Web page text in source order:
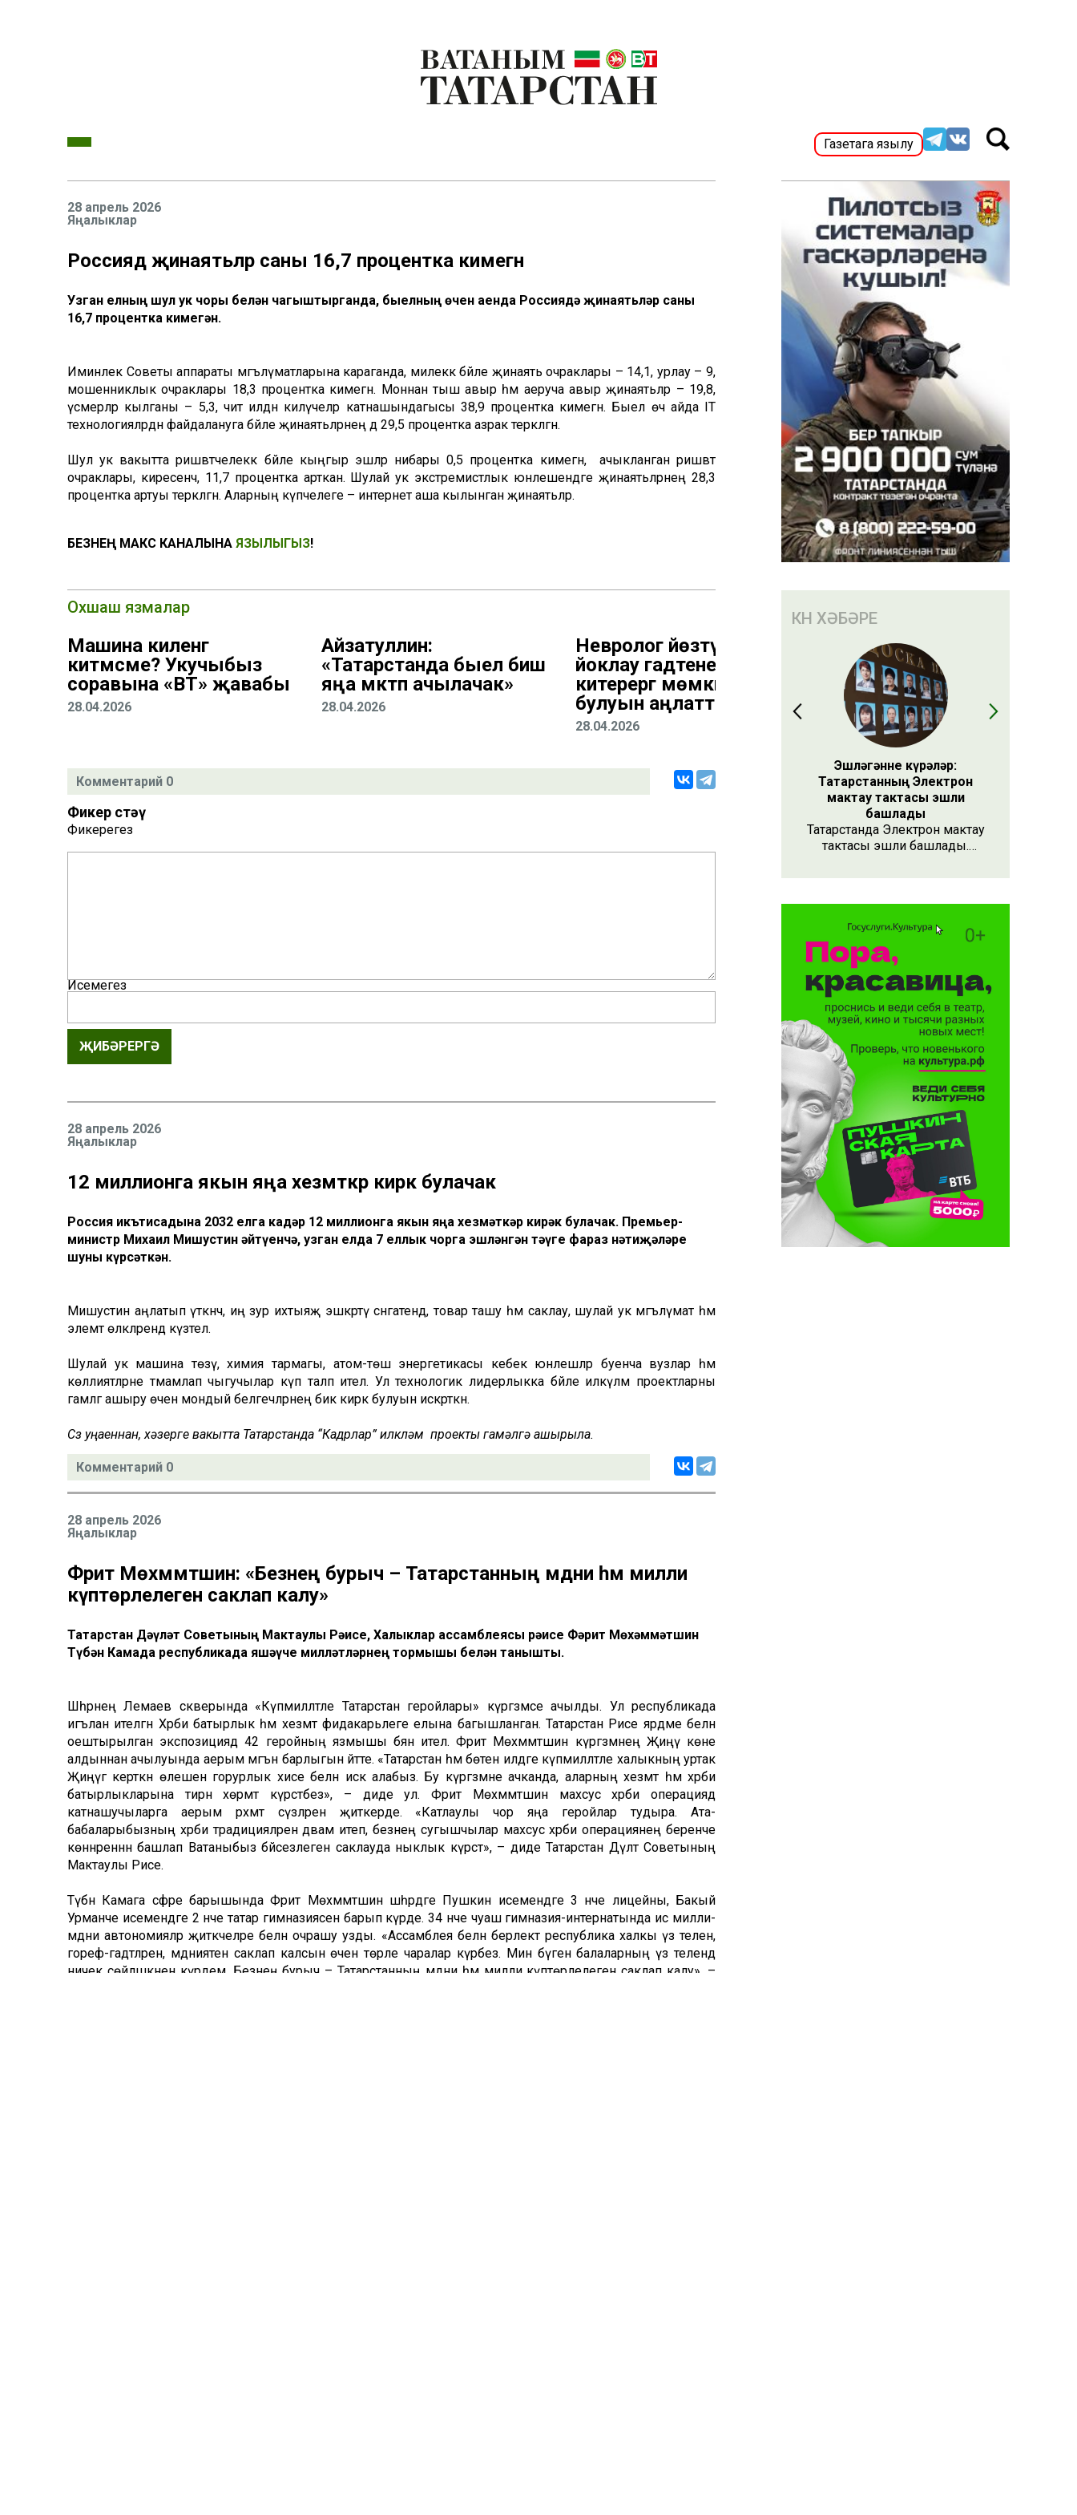
Газетага язылу
28 апрель 2026
Яңалыклар
Россиядә җинаятьләр саны 16,7 процентка кимегән
Узган елның шул ук чоры белән чагыштырганда, быелның өчен аенда Россиядә җинаятьләр саны
16,7 процентка кимегән.
Иминлек Советы аппараты мәгълүматларына караганда, милеккә бәйле җинаять очраклары – 14,1, урлау – 9,
мошенниклык очраклары 18,3 процентка кимегән. Моннан тыш авыр һәм аеруча авыр җинаятьләр – 19,8,
үсмерләр кылганы – 5,3, чит илдән килүчеләр катнашындагысы 38,9 процентка кимегән. Быел өч айда IT
технологияләрдән файдалануга бәйле җинаятьләрнең дә 29,5 процентка азрак теркәлгән.
Шул ук вакытта ришвәтчелеккә бәйле кыңгыр эшләр нибары 0,5 процентка кимегән, ә ачыкланган ришвәт
очраклары, киресенчә, 11,7 процентка арткан. Шулай ук экстремистлык юнәлешендәге җинаятьләрнең 28,3
процентка артуы теркәлгән. Аларның күпчелеге – интернет аша кылынган җинаятьләр.
БЕЗНЕҢ МАКС КАНАЛЫНА ЯЗЫЛЫГЫЗ!
Охшаш язмалар
Машина киленгә
китмәсме? Укучыбыз
соравына «ВТ» җавабы
28.04.2026
Айзатуллин:
«Татарстанда быел биш
яңа мәктәп ачылачак»
28.04.2026
Невролог йөзтүбән
йоклау гадәтенең нәрсәләргә
китерергә мөмкин
булуын аңлатты
28.04.2026
Комментарий 0
Фикер өстәү
Фикерегез
Исемегез
ҖИБӘРЕРГӘ
28 апрель 2026
Яңалыклар
12 миллионга якын яңа хезмәткәр кирәк булачак
Россия икътисадына 2032 елга кадәр 12 миллионга якын яңа хезмәткәр кирәк булачак. Премьер-
министр Михаил Мишустин әйтүенчә, узган елда 7 еллык чорга эшләнгән тәүге фараз нәтиҗәләре
шуны күрсәткән.
Мишустин аңлатып үткәнчә, иң зур ихтыяҗ эшкәртү сәнәгатендә, товар ташу һәм саклау, шулай ук мәгълүмат һәм
элемтә өлкәләрендә күзәтелә.
Шулай ук машина төзү, химия тармагы, атом-төш энергетикасы кебек юнәлешләр буенча вузлар һәм
көллиятләрне тәмамлап чыгучылар күп таләп ителә. Ул технологик лидерлыкка бәйле илкүләм проектларны
гамәлгә ашыру өчен мондый белгечләрнең бик кирәк булуын искәрткән.
Сүз уңаеннан, хәзерге вакытта Татарстанда “Кадрлар” илкүләм проекты гамәлгә ашырыла.
Комментарий 0
28 апрель 2026
Яңалыклар
Фәрит Мөхәммәтшин: «Безнең бурыч – Татарстанның мәдәни һәм милли
күптөрлелеген саклап калу»
Татарстан Дәүләт Советының Мактаулы Рәисе, Халыклар ассамблеясы рәисе Фәрит Мөхәммәтшин
Түбән Камада республикада яшәүче милләтләрнең тормышы белән танышты.
Шәһәрнең Лемаев скверында «Күпмилләтле Татарстан геройлары» күргәзмәсе ачылды. Ул республикада
игълан ителгән Хәрби батырлык һәм хезмәт фидакарьлеге елына багышланган. Татарстан Рәисе ярдәме белән
оештырылган экспозициядә 42 геройның язмышы бәян ителә. Фәрит Мөхәммәтшин күргәзмәнең Җиңү көне
алдыннан ачылуында аерым мәгънә барлыгын әйтте. «Татарстан һәм бөтен илдәге күпмилләтле халыкның уртак
Җиңүгә керткән өлешен горурлык хисе белән искә алабыз. Бу күргәзмәне ачканда, аларның хезмәт һәм хәрби
батырлыкларына тирән хөрмәт күрсәтәбез», – диде ул. Фәрит Мөхәммәтшин махсус хәрби операциядә
катнашучыларга аерым рәхмәт сүзләрен җиткерде. «Катлаулы чор яңа геройлар тудыра. Ата-
бабаларыбызның хәрби традицияләрен дәвам итеп, безнең сугышчылар махсус хәрби операциянең беренче
көннәреннән башлап Ватаныбыз бәйсезлеген саклауда ныклык күрсәтә», – диде Татарстан Дәүләт Советының
Мактаулы Рәисе.
Түбән Камага сәфәре барышында Фәрит Мөхәммәтшин шәһәрдәге Пушкин исемендәге 3 нче лицейны, Бакый
Урманче исемендәге 2 нче татар гимназиясен барып күрде. 34 нче чуаш гимназия-интернатында исә милли-
мәдәни автономияләр җитәкчеләре белән очрашу узды. «Ассамблея белән берлектә республика халкы үз телен,
гореф-гадәтләрен, мәдәниятен саклап калсын өчен төрле чаралар күрәбез. Мин бүген балаларның үз телендә
ничек сөйләшкәнен күрдем. Безнең бурыч – Татарстанның мәдәни һәм милли күптөрлелеген саклап калу», –
КӨН ХӘБӘРЕ
Эшләгәнне күрәләр:
Татарстанның Электрон
мактау тактасы эшли
башлады
Татарстанда Электрон мактау
тактасы эшли башлады.
күрсәтүнең заманча алымы
тупланган. Исемлекне ел
саен яңартып торачаклар.
Лаеклыларга исә махсус
таныклык та бирәчәкләр.